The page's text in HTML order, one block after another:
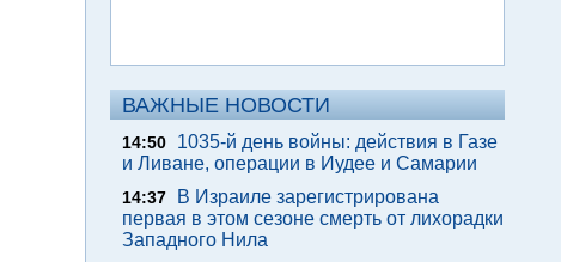
ВАЖНЫЕ НОВОСТИ
14:50
1035-й день войны: действия в Газе
и Ливане, операции в Иудее и Самарии
14:37
В Израиле зарегистрирована
первая в этом сезоне смерть от лихорадки
Западного Нила